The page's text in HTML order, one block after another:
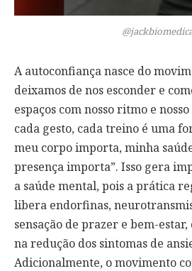
A autoconfiança nasce do
deixamos de nos esconder e
espaços com nosso ritmo e
cada gesto, cada treino é uma
meu corpo importa, minha
presença importa”. Isso gera
a saúde mental, pois a prática
libera endorfinas,
sensação de prazer e bem-
na redução dos sintomas de
Adicionalmente, o movimento